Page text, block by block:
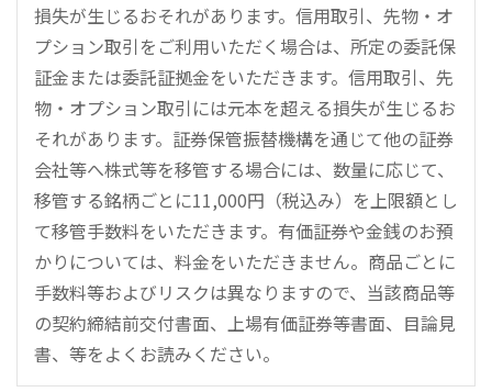
損失が生じるおそれがあります。信用取引、先物・オ
プション取引をご利用いただく場合は、所定の委託保
証金または委託証拠金をいただきます。信用取引、先
物・オプション取引には元本を超える損失が生じるお
それがあります。証券保管振替機構を通じて他の証券
会社等へ株式等を移管する場合には、数量に応じて、
移管する銘柄ごとに11,000円（税込み）を上限額とし
て移管手数料をいただきます。有価証券や金銭のお預
かりについては、料金をいただきません。商品ごとに
手数料等およびリスクは異なりますので、当該商品等
の契約締結前交付書面、上場有価証券等書面、目論見
書、等をよくお読みください。